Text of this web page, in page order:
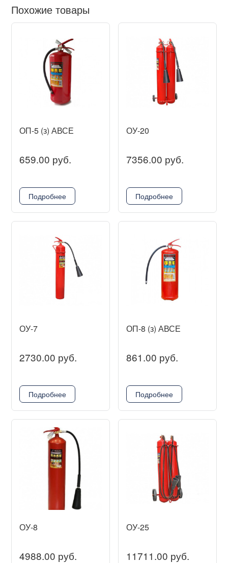
Похожие товары
ОП-5 (з) АВСЕ
659.00 руб.
Подробнее
ОУ-20
7356.00 руб.
Подробнее
ОУ-7
2730.00 руб.
Подробнее
ОП-8 (з) АВСЕ
861.00 руб.
Подробнее
ОУ-8
4988.00 руб.
ОУ-25
11711.00 руб.